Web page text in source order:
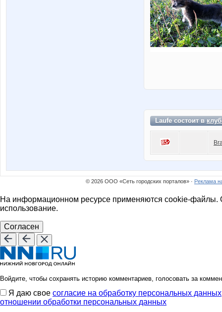
Laufe состоит в
© 2026 ООО «Сеть городских порталов» · Реклама
На информационном ресурсе применяются cookie-файлы.
использование.
Согласен
Войдите, чтобы сохранять историю комментариев, голосовать за
Я даю свое согласие на обработку персональных данных
отношении обработки персональных данных